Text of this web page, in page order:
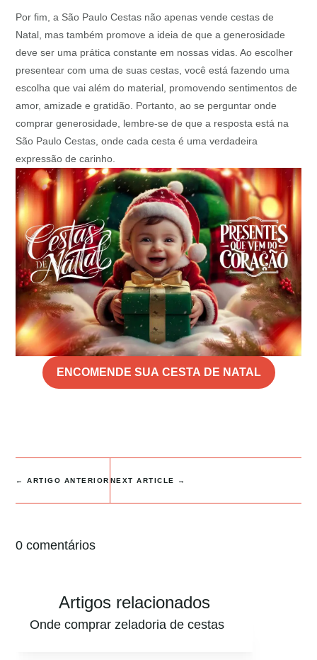
Por fim, a São Paulo Cestas não apenas vende cestas de
Natal, mas também promove a ideia de que a generosidade
deve ser uma prática constante em nossas vidas. Ao escolher
presentear com uma de suas cestas, você está fazendo uma
escolha que vai além do material, promovendo sentimentos de
amor, amizade e gratidão. Portanto, ao se perguntar onde
comprar generosidade, lembre-se de que a resposta está na
São Paulo Cestas, onde cada cesta é uma verdadeira
expressão de carinho.
ENCOMENDE SUA CESTA DE NATAL
←ARTIGO ANTERIOR NEXT ARTICLE →
0 comentários
Artigos relacionados
Onde comprar zeladoria de cestas